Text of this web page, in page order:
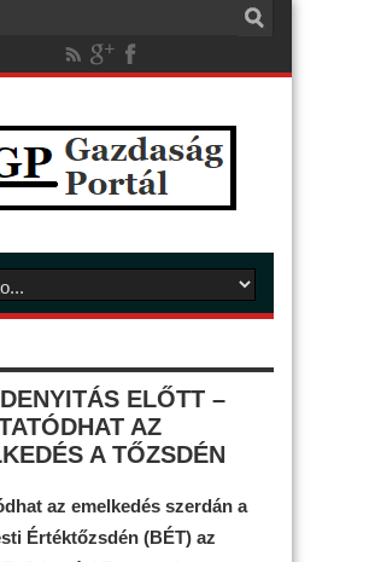
ELŐTT –
AZ
A TŐZSDÉN
az emelkedés szerdán a
Értéktőzsdén (BÉT) az